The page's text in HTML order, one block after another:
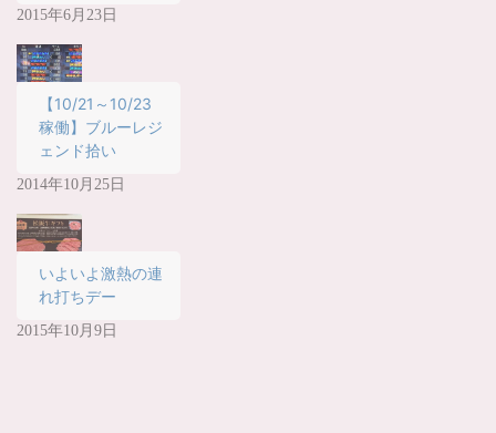
有
(
し
い
ウ
ン
ド
ウ
で
開
ま
す
ク
リ
だ
い
新
い
ウ
で
開
ま
)
2015年6月23日
【10/21～10/23
稼働】ブルーレジ
ェンド拾い
2014年10月25日
いよいよ激熱の連
れ打ちデー
2015年10月9日